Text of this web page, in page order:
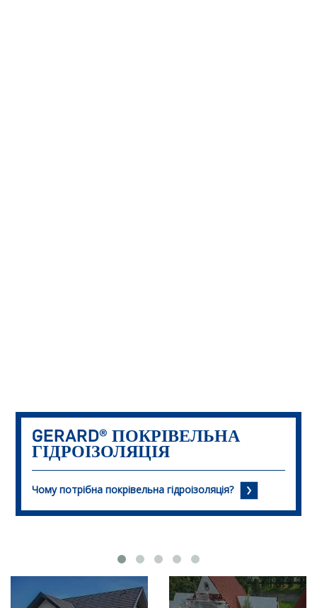
GERARD® ПОКРІВЕЛЬНА
ГІДРОІЗОЛЯЦІЯ
Чому потрібна покрівельна гідроізоляція?